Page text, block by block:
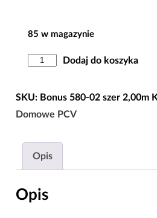
85 w magazynie
ilość
domowa
PCV
580-
02
szer
Dodaj do koszyka
SKU: Bonus 580-02 szer 2,00m
Domowe PCV
Opis
Opis